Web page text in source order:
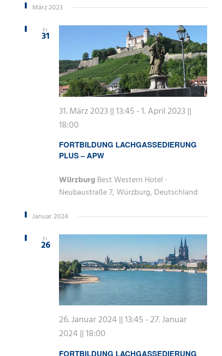
März 2023
Fr.
31
FORTBILDUNG LACHGASSEDIERUNG
PLUS – APW
31. März 2023 || 13:45-1. April 2023 ||
18:00
WürzburgBest Western Hotel ·
Neubaustraße 7, Würzburg, Deutschland
Januar 2024
Fr.
26
FORTBILDUNG LACHGASSEDIERUNG
26. Januar 2024 || 13:45-27. Januar
2024 || 18:00